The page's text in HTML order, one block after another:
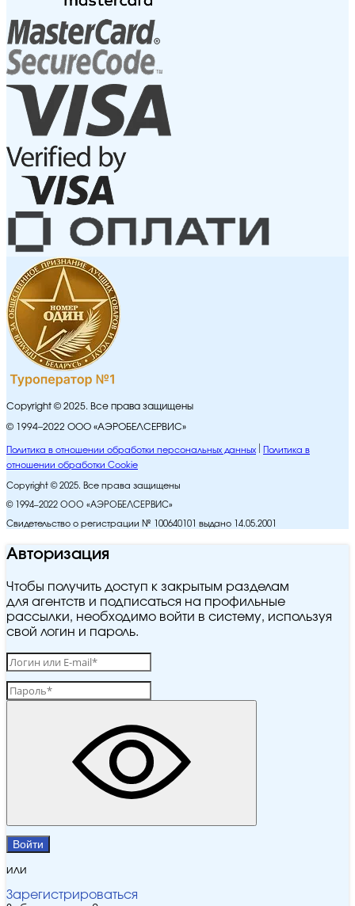
Copyright © 2025. Все права защищены
© 1994–2022 ООО «АЭРОБЕЛСЕРВИС»
Политика в отношении обработки персональных данных
Политика в
отношении обработки Cookie
Copyright © 2025. Все права защищены
© 1994–2022 ООО «АЭРОБЕЛСЕРВИС»
Свидетельство о регистрации № 100640101 выдано 14.05.2001
Авторизация
Чтобы получить доступ к закрытым разделам
для агентств и подписаться на профильные
рассылки, необходимо войти в систему, используя
свой логин и пароль.
Войти
или
Зарегистрироваться